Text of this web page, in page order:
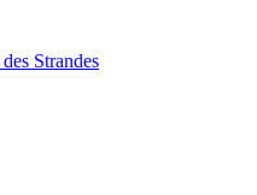
des Strandes